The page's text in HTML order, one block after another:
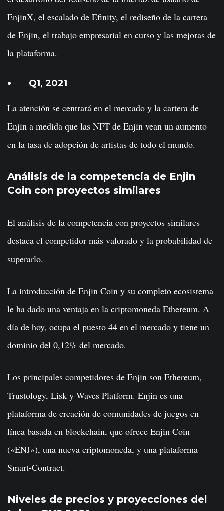
EnjinX, el escalado de Efinity, el rediseño de la cartera
de Enjin, el trabajo empresarial en curso y las mejoras de
la plataforma.
Q1, 2021
La atención se centrará en el mercado y la cartera de
Enjin a medida que las NFT de Enjin vean un aumento
en la tasa de adopción de artistas de todo el mundo.
Análisis de la competencia de Enjin
Coin con proyectos similares
El análisis de la competencia con proyectos similares
destaca el competidor más valorado y la probabilidad de
superarlo.
La introducción de Enjin Coin y su completo ecosistema
le ha dado una ventaja en la criptomoneda Ethereum. A
día de hoy, ocupa el puesto 44 en el mercado y tiene un
dominio del 0,12% del mercado.
Los principales competidores de Enjin son Ethereum,
Trustology, Lisk y Waves Platform. Enjin es una
plataforma de creación de comunidades de juegos en
línea basada en blockchain, que ofrece Enjin Coin
(«ENJ»), una nueva criptomoneda, y una plataforma
Smart-Contract.
Niveles de precios y proyecciones del